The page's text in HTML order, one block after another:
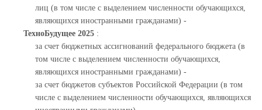
лиц (в том числе с выделением численности обучающихся,
являющихся иностранными гражданами) -
ТехноБудущее 2025 :
за счет бюджетных ассигнований федерального бюджета (в
том числе с выделением численности обучающихся,
являющихся иностранными гражданами) -
за счет бюджетов субъектов Российской Федерации (в том
числе с выделением численности обучающихся, являющихся